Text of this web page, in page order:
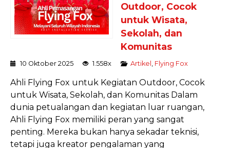
Outdoor, Cocok
untuk Wisata,
Sekolah, dan
Komunitas
10 Oktober 2025 1.558x Artikel Flying Fox
Ahli Flying Fox untuk Kegiatan Outdoor, Cocok
untuk Wisata, Sekolah, dan Komunitas Dalam
dunia petualangan dan kegiatan luar ruangan,
Ahli Flying Fox memiliki peran yang sangat
penting. Mereka bukan hanya sekadar teknisi,
tetapi juga kreator pengalaman yang